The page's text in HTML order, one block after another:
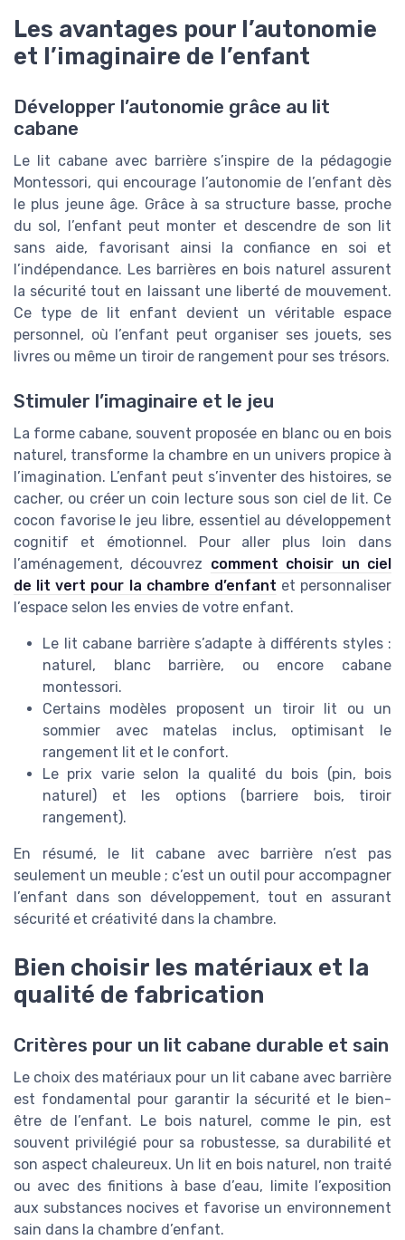
Les avantages pour l’autonomie
et l’imaginaire de l’enfant
Développer l’autonomie grâce au lit
cabane
Le lit cabane avec barrière s’inspire de la pédagogie
Montessori, qui encourage l’autonomie de l’enfant dès
le plus jeune âge. Grâce à sa structure basse, proche
du sol, l’enfant peut monter et descendre de son lit
sans aide, favorisant ainsi la confiance en soi et
l’indépendance. Les barrières en bois naturel assurent
la sécurité tout en laissant une liberté de mouvement.
Ce type de lit enfant devient un véritable espace
personnel, où l’enfant peut organiser ses jouets, ses
livres ou même un tiroir de rangement pour ses trésors.
Stimuler l’imaginaire et le jeu
La forme cabane, souvent proposée en blanc ou en bois
naturel, transforme la chambre en un univers propice à
l’imagination. L’enfant peut s’inventer des histoires, se
cacher, ou créer un coin lecture sous son ciel de lit. Ce
cocon favorise le jeu libre, essentiel au développement
cognitif et émotionnel. Pour aller plus loin dans
l’aménagement, découvrez comment choisir un ciel
de lit vert pour la chambre d’enfant et personnaliser
l’espace selon les envies de votre enfant.
Le lit cabane barrière s’adapte à différents styles :
naturel, blanc barrière, ou encore cabane
montessori.
Certains modèles proposent un tiroir lit ou un
sommier avec matelas inclus, optimisant le
rangement lit et le confort.
Le prix varie selon la qualité du bois (pin, bois
naturel) et les options (barriere bois, tiroir
rangement).
En résumé, le lit cabane avec barrière n’est pas
seulement un meuble ; c’est un outil pour accompagner
l’enfant dans son développement, tout en assurant
sécurité et créativité dans la chambre.
Bien choisir les matériaux et la
qualité de fabrication
Critères pour un lit cabane durable et sain
Le choix des matériaux pour un lit cabane avec barrière
est fondamental pour garantir la sécurité et le bien-
être de l’enfant. Le bois naturel, comme le pin, est
souvent privilégié pour sa robustesse, sa durabilité et
son aspect chaleureux. Un lit en bois naturel, non traité
ou avec des finitions à base d’eau, limite l’exposition
aux substances nocives et favorise un environnement
sain dans la chambre d’enfant.